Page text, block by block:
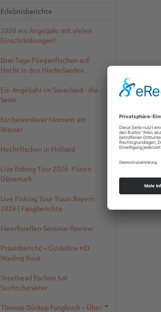
Erlebnisberichte
2020 ein Angeljahr mit vielen
Einschränkungen!
Drei Tage Fliegenfischen auf
Hecht in den Niederlanden
Ein Angeljahr im Sauerland - die
Serie
Ein besonderer Moment am
Wasser
Hechtfischen in Holland
Live fishing Tour 2026 -Fünen
Dänemark
Live Fishing Tour Traun Bayern
2026 | Fangberichte
Meerforellen-Seminar Review
Praxisbericht – Guideline HD
Wading Boot
Steelhead fischen hat
Suchtcharakter
Thomas Dürkop Fangbuch – Über